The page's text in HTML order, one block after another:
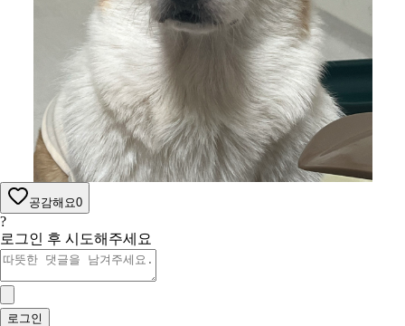
공감해요0
?
로그인 후 시도해주세요
로그인